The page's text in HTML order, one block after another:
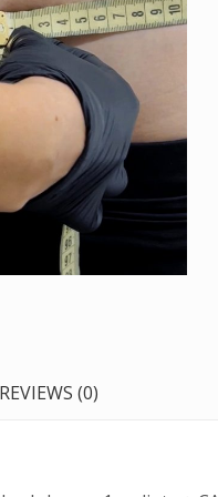
REVIEWS (0)